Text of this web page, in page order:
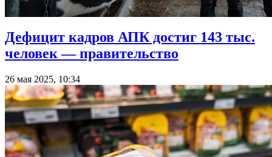
Дефицит кадров АПК достиг 143 тыс.
человек — правительство
26 мая 2025, 10:34